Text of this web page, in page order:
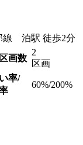
線 泊駅 徒歩2分
画数
2
区画
率/
60%/200%